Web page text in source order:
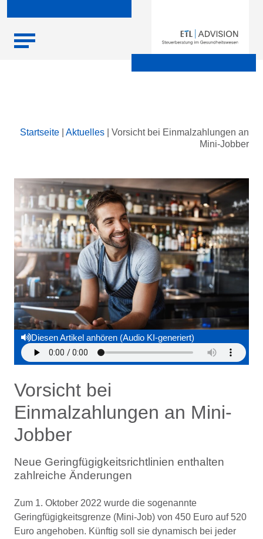
Startseite Aktuelles
Vorsicht bei Einmalzahlungen an
Mini-Jobber
Diesen Artikel anhören (Audio KI-generiert)
Vorsicht bei
Einmalzahlungen an Mini-
Jobber
Neue Geringfügigkeitsrichtlinien enthalten
zahlreiche Änderungen
Zum 1. Oktober 2022 wurde die sogenannte
Geringfügigkeitsgrenze (Mini-Job) von 450 Euro auf 520
Euro angehoben. Künftig soll sie dynamisch bei jeder